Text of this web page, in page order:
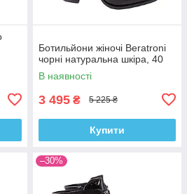
Ботильйони жіночі Beratroni
чорні натуральна шкіра, 40
В наявності
3 495 ₴ 5 225 ₴
Купити
–30%